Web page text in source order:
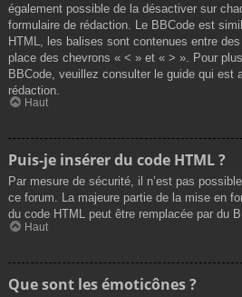
également possible de la désactiver sur
formulaire de rédaction. Le BBCode est
HTML, les balises sont contenues entre
place des chevrons « < » et « > ». Pour
BBCode, veuillez consulter le guide qui est
rédaction.
Haut
Puis-je insérer du code HTML ?
Par mesure de sécurité, il n’est pas
ce forum. La majeure partie de la mise en
du code HTML peut être remplacée par du
Haut
Que sont les émoticônes ?